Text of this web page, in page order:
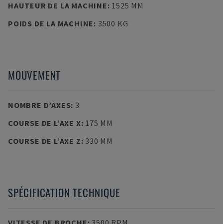
HAUTEUR DE LA MACHINE: 1525 MM
POIDS DE LA MACHINE: 3500 KG
MOUVEMENT
NOMBRE D’AXES: 3
COURSE DE L’AXE X: 175 MM
COURSE DE L’AXE Z: 330 MM
SPÉCIFICATION TECHNIQUE